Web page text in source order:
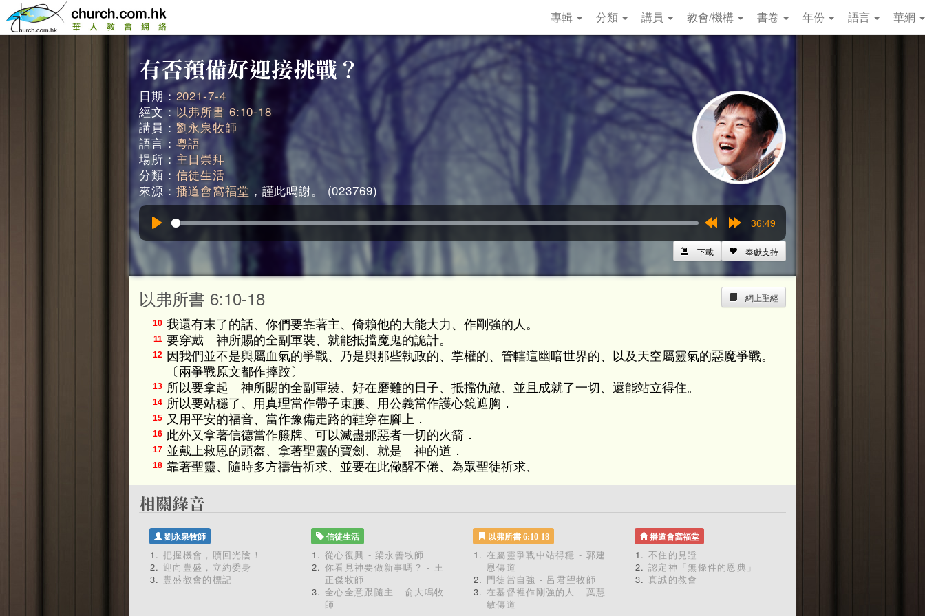
專輯 分類 講員 教會/機構 書卷 年份 語言 華網
日期： 2021-7-4
經文：以弗所書 6:10-18
講員： 劉永泉牧師
語言： 粵語
場所： 主日崇拜
分類： 信徒生活
來源： 播道會窩福堂 ，謹此鳴謝。 (023769)
15s
15s
36:49
奉獻支持
下載
網上聖經
以弗所書 6:10-18
10 我還有末了的話、你們要靠著主、倚賴他的大能大力、作剛強的人。
11 要穿戴 神所賜的全副軍裝、就能抵擋魔鬼的詭計。
12
因我們並不是與屬血氣的爭戰、乃是與那些執政的、掌權的、管轄這幽暗世界的、以及天空屬靈氣的惡魔爭戰。
〔兩爭戰原文都作摔跤〕
13 所以要拿起 神所賜的全副軍裝、好在磨難的日子、抵擋仇敵、並且成就了一切、還能站立得住。
14 所以要站穩了、用真理當作帶子束腰、用公義當作護心鏡遮胸．
15 又用平安的福音、當作豫備走路的鞋穿在腳上．
16 此外又拿著信德當作籐牌、可以滅盡那惡者一切的火箭．
17 並戴上救恩的頭盔、拿著聖靈的寶劍、就是 神的道．
18 靠著聖靈、隨時多方禱告祈求、並要在此儆醒不倦、為眾聖徒祈求、
劉永泉牧師
把握機會，贖回光陰！
迎向豐盛，立約委身
豐盛教會的標記
信徒生活
從心復興 - 梁永善牧師
你看見神要做新事嗎？ - 王
正傑牧師
全心全意跟隨主 - 俞大鳴牧
師
以弗所書 6:10-18
在屬靈爭戰中站得穩 - 郭建
恩傳道
門徒當自強 - 呂君望牧師
在基督裡作剛強的人 - 葉慧
敏傳道
播道會窩福堂
不住的見證
認定神「無條件的恩典」
真誠的教會